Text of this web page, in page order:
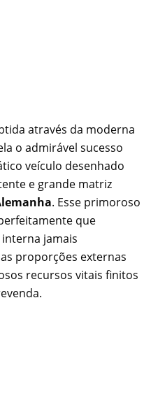
através da moderna
o admirável sucesso
veículo desenhado
e grande matriz
. Esse primoroso
que
jamais
proporções externas
recursos vitais finitos